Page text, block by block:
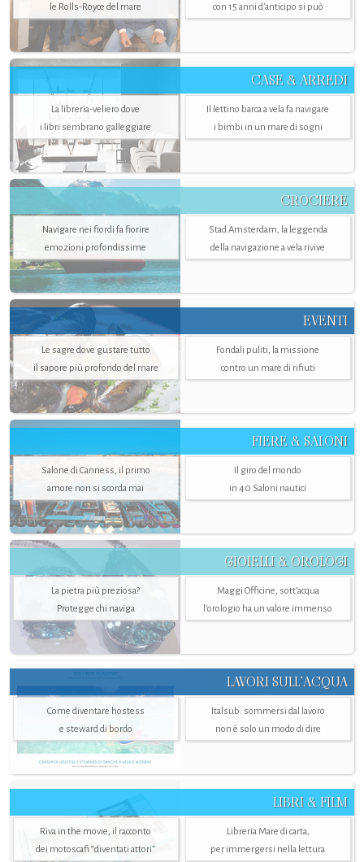
le Rolls-Royce del mare
con 15 anni d'anticipo si può
CASE & ARREDI
La libreria-veliero dove
i libri sembrano galleggiare
Il lettino barca a vela fa navigare
i bimbi in un mare di sogni
CROCIERE
Navigare nei fiordi fa fiorire
emozioni profondissime
Stad Amsterdam, la leggenda
della navigazione a vela rivive
EVENTI
Le sagre dove gustare tutto
il sapore più profondo del mare
Fondali puliti, la missione
contro un mare di rifiuti
FIERE & SALONI
Salone di Canness, il primo
amore non si scorda mai
Il giro del mondo
in 40 Saloni nautici
GIOIELLI & OROLOGI
La pietra più preziosa?
Protegge chi naviga
Maggi Officine, sott’acqua
l'orologio ha un valore immenso
LAVORI SULL’ACQUA
Come diventare hostess
e steward di bordo
Italsub: sommersi dal lavoro
non è solo un modo di dire
LIBRI & FILM
Riva in the movie, il racconto
dei motoscafi “diventati attori”
Libreria Mare di carta,
per immergersi nella lettura